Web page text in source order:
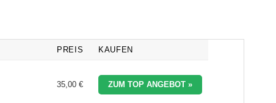
PREIS KAUFEN
35,00 € ZUM TOP ANGEBOT »